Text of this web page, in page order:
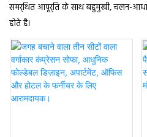
समर्थित आपूर्ति के साथ बहुमुखी, चलन-
होते हैं।